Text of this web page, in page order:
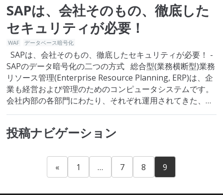
セキュリティインサイト
技術ブログ
SAPは、会社そのもの、徹底した
セキュリティが必要！
WAF データベース暗号化
SAPは、会社そのもの、徹底したセキュリティが必要！ -
SAPのデータ暗号化の二つの方式 総合型(業務横断型)業務
リソース管理(Enterprise Resource Planning, ERP)は、企
業も経営および管理のためのコンピュータシステムです。
会社内部の各部門にわたり、それぞれ運用されてきた、
様々な経営リソースを一つの統合システムとして管理する
投稿ナビゲーション
« 1 … 7 8 9